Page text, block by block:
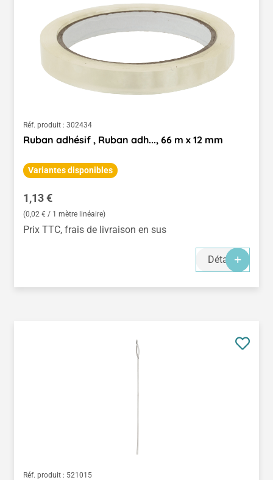
Réf. produit : 302434
Ruban adhésif , Ruban adh..., 66 m x 12 mm
Variantes disponibles
Prix régulier :
1,13 €
(0,02 € / 1 mètre linéaire)
Prix TTC, frais de livraison en sus
Détails
Réf. produit : 521015